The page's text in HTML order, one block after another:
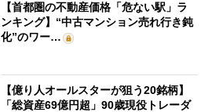
【首都圏の不動産価格「危ない駅」ラ
ンキング】“中古マンション売れ行き鈍
化”のワー…
【億り人オールスターが狙う20銘柄】
「総資産69億円超」90歳現役トレーダ